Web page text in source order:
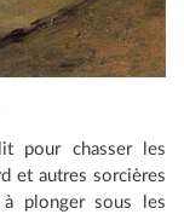
pour chasser les
et autres sorcières
plonger sous les